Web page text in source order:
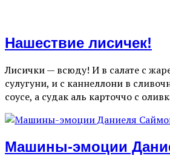
Нашествие лисичек!
Лисички — всюду! И в салате с
сулугуни, и с каннеллони в
соусе, а судак аль карточчо с
Машины-эмоции